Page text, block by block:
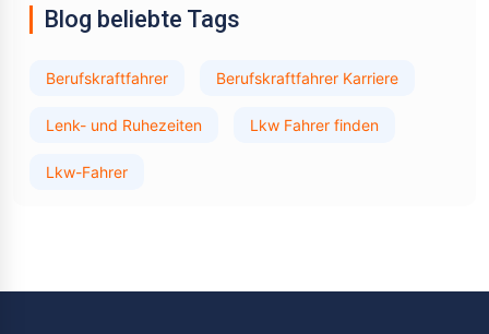
Blog beliebte Tags
Berufskraftfahrer Berufskraftfahrer Karriere
Lenk- und Ruhezeiten Lkw Fahrer finden
Lkw-Fahrer